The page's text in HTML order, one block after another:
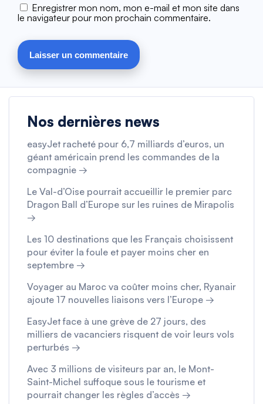
Enregistrer mon nom, mon e-mail et mon site dans
le navigateur pour mon prochain commentaire.
Nos dernières news
easyJet racheté pour 6,7 milliards d’euros, un
géant américain prend les commandes de la
compagnie →
Le Val-d’Oise pourrait accueillir le premier parc
Dragon Ball d’Europe sur les ruines de Mirapolis
→
Les 10 destinations que les Français choisissent
pour éviter la foule et payer moins cher en
septembre →
Voyager au Maroc va coûter moins cher, Ryanair
ajoute 17 nouvelles liaisons vers l’Europe →
EasyJet face à une grève de 27 jours, des
milliers de vacanciers risquent de voir leurs vols
perturbés →
Avec 3 millions de visiteurs par an, le Mont-
Saint-Michel suffoque sous le tourisme et
pourrait changer les règles d’accès →